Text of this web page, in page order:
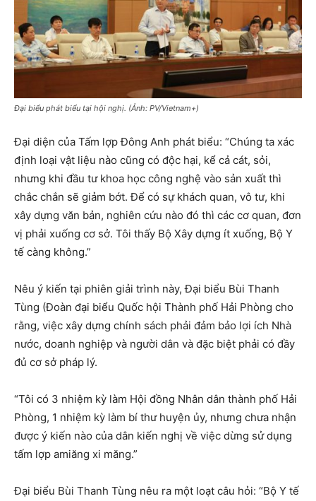
Đại biểu phát biểu tại hội nghị. (Ảnh: PV/Vietnam+)
Đại diện của Tấm lợp Đông Anh phát biểu: “Chúng ta xác
định loại vật liệu nào cũng có độc hại, kể cả cát, sỏi,
nhưng khi đầu tư khoa học công nghệ vào sản xuất thì
chắc chắn sẽ giảm bớt. Để có sự khách quan, vô tư, khi
xây dựng văn bản, nghiên cứu nào đó thì các cơ quan, đơn
vị phải xuống cơ sở. Tôi thấy Bộ Xây dựng ít xuống, Bộ Y
tế càng không.”
Nêu ý kiến tại phiên giải trình này, Đại biểu Bùi Thanh
Tùng (Đoàn đại biểu Quốc hội Thành phố Hải Phòng cho
rằng, việc xây dựng chính sách phải đảm bảo lợi ích Nhà
nước, doanh nghiệp và người dân và đặc biệt phải có đầy
đủ cơ sở pháp lý.
“Tôi có 3 nhiệm kỳ làm Hội đồng Nhân dân thành phố Hải
Phòng, 1 nhiệm kỳ làm bí thư huyện ủy, nhưng chưa nhận
được ý kiến nào của dân kiến nghị về việc dừng sử dụng
tấm lợp amiăng xi măng.”
Đại biểu Bùi Thanh Tùng nêu ra một loạt câu hỏi: “Bộ Y tế